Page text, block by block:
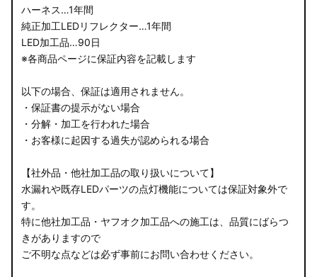
ハーネス…1年間
純正加工LEDリフレクター…1年間
LED加工品…90日
※各商品ページに保証内容を記載します
以下の場合、保証は適用されません。
・保証書の提示がない場合
・分解・加工を行われた場合
・お客様に起因する過失が認められる場合
【社外品・他社加工品の取り扱いについて】
水漏れや既存LEDパーツの点灯機能については保証対象外で
す。
特に他社加工品・ヤフオク加工品への施工は、品質にばらつ
きがありますので
ご不明な点などは必ず事前にお問い合わせください。